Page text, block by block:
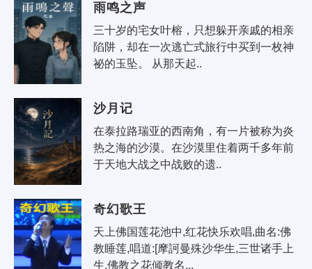
雨鸣之声
三十岁的宅女叶榕，只想躲开亲戚的相亲
陷阱，却在一次逃亡式旅行中买到一枚神
祕的玉坠。 从那天起..
沙月记
在泰拉路瑞亚的西南角，有一片被称为炎
热之海的沙漠。在沙漠里住着两千多年前
于天地大战之中战败的遗..
奇幻歌王
天上佛国莲花池中,红花快乐欢唱,曲名:佛
教睡莲,唱道:[摩訶曼殊沙华生,三世诸手上
生,佛教之花倾教名,..